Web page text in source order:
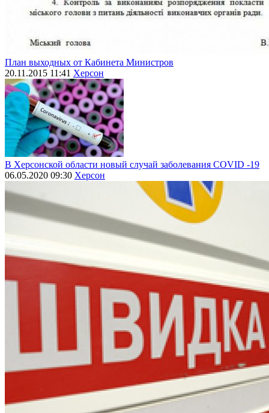
План выходных от Кабинета Министров
20.11.2015 11:41 Херсон
В Херсонской области новый случай заболевания СОVID -19
06.05.2020 09:30 Херсон